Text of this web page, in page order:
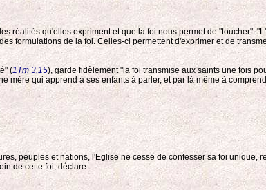
réalités qu'elles expriment et que la foi nous permet de "toucher".
formulations de la foi. Celles-ci permettent d'exprimer et de
(1Tm 3,15), garde fidèlement "la foi transmise aux saints une fois
mère qui apprend à ses enfants à parler, et par là même à
peuples et nations, l'Eglise ne cesse de confesser sa foi
de cette foi, déclare: